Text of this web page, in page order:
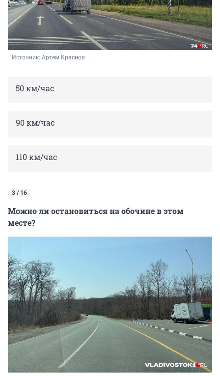
Источник: Артем Краснов
50 км/час
90 км/час
110 км/час
3 / 16
Можно ли остановиться на обочине в этом
месте?